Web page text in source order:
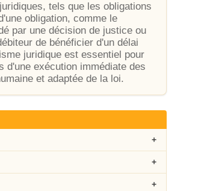
tels que les obligations
obligation, comme le
par une décision de justice ou
de bénéficier d'un délai
juridique est essentiel pour
exécution immédiate des
et adaptée de la loi.